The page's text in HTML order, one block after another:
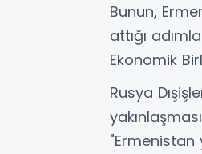
Bunun,
attığı
Ekonomik
Rusya
"Ermenistan